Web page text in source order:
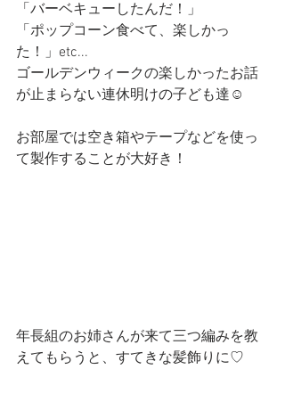
「バーベキューしたんだ！」
「ポップコーン食べて、楽しかっ
た！」etc...
ゴールデンウィークの楽しかったお話
が止まらない連休明けの子ども達☺
お部屋では空き箱やテープなどを使っ
て製作することが大好き！
年長組のお姉さんが来て三つ編みを教
えてもらうと、すてきな髪飾りに♡